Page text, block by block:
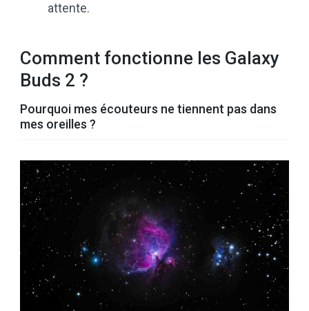
attente.
Comment fonctionne les Galaxy
Buds 2 ?
Pourquoi mes écouteurs ne tiennent pas dans
mes oreilles ?